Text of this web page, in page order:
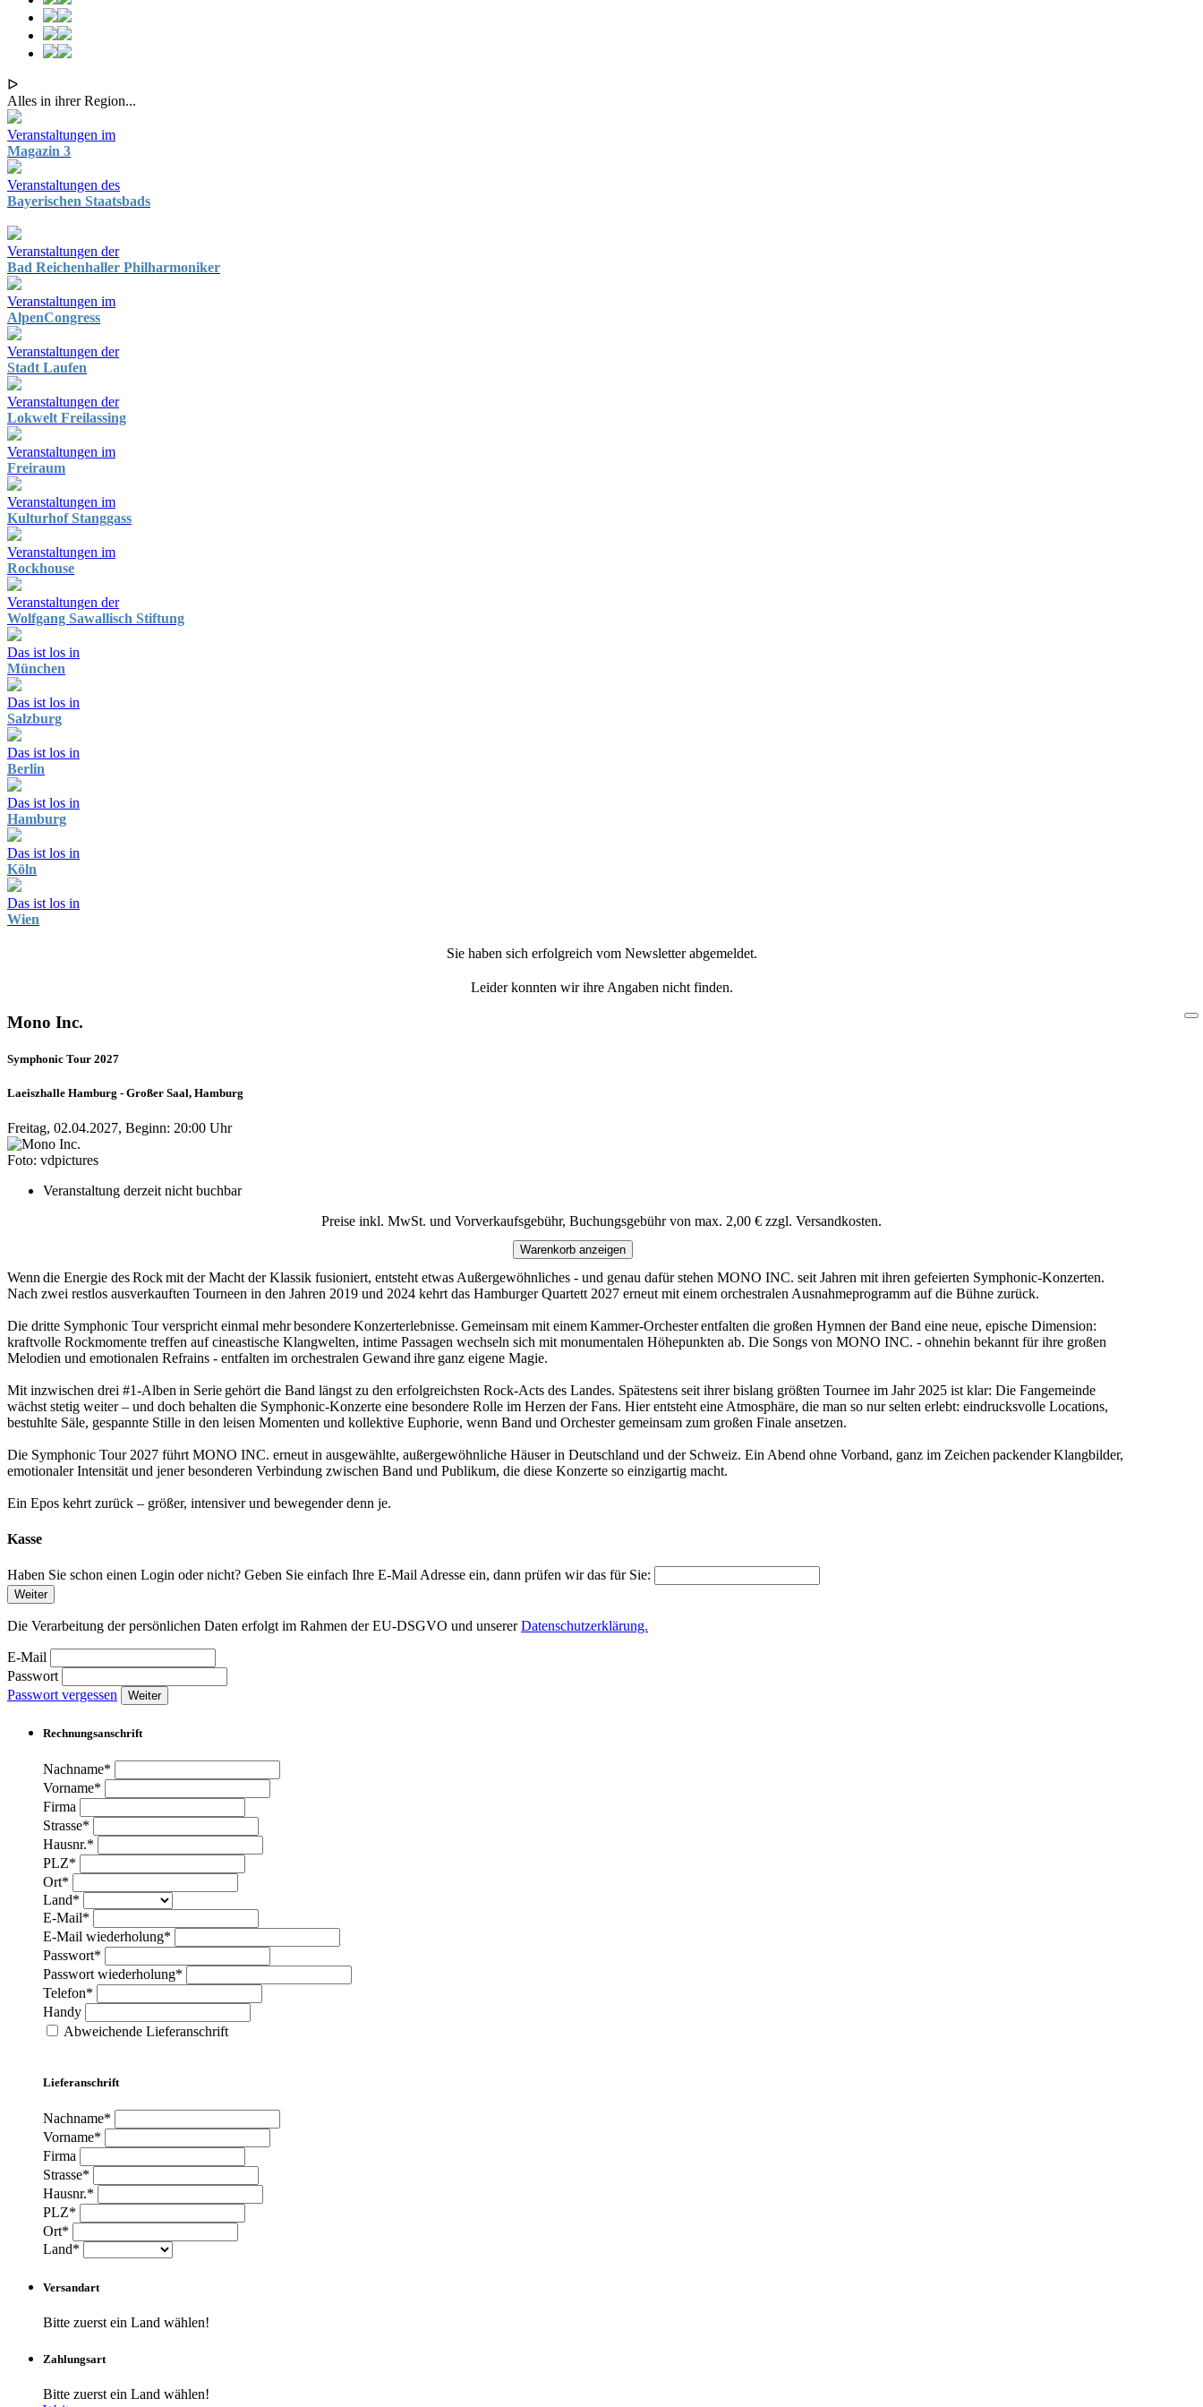
ᐅ
Alles in ihrer Region...
Veranstaltungen im
Magazin 3
Veranstaltungen des
Bayerischen Staatsbads
Veranstaltungen der
Bad Reichenhaller Philharmoniker
Veranstaltungen im
AlpenCongress
Veranstaltungen der
Stadt Laufen
Veranstaltungen der
Lokwelt Freilassing
Veranstaltungen im
Freiraum
Veranstaltungen im
Kulturhof Stanggass
Veranstaltungen im
Rockhouse
Veranstaltungen der
Wolfgang Sawallisch Stiftung
Das ist los in
München
Das ist los in
Salzburg
Das ist los in
Berlin
Das ist los in
Hamburg
Das ist los in
Köln
Das ist los in
Wien
Sie haben sich erfolgreich vom Newsletter abgemeldet.
Leider konnten wir ihre Angaben nicht finden.
Mono Inc.
Symphonic Tour 2027
Laeiszhalle Hamburg - Großer Saal, Hamburg
Freitag, 02.04.2027, Beginn: 20:00 Uhr
Foto: vdpictures
Veranstaltung derzeit nicht buchbar
Preise inkl. MwSt. und Vorverkaufsgebühr, Buchungsgebühr von max. 2,00 € zzgl. Versandkosten.
Warenkorb anzeigen
Wenn die Energie des Rock mit der Macht der Klassik fusioniert, entsteht etwas Außergewöhnliches - und genau dafür stehen MONO INC. seit Jahren mit ihren gefeierten Symphonic-Konzerten.
Nach zwei restlos ausverkauften Tourneen in den Jahren 2019 und 2024 kehrt das Hamburger Quartett 2027 erneut mit einem orchestralen Ausnahmeprogramm auf die Bühne zurück.
Die dritte Symphonic Tour verspricht einmal mehr besondere Konzerterlebnisse. Gemeinsam mit einem Kammer-Orchester entfalten die großen Hymnen der Band eine neue, epische Dimension:
kraftvolle Rockmomente treffen auf cineastische Klangwelten, intime Passagen wechseln sich mit monumentalen Höhepunkten ab. Die Songs von MONO INC. - ohnehin bekannt für ihre großen
Melodien und emotionalen Refrains - entfalten im orchestralen Gewand ihre ganz eigene Magie.
Mit inzwischen drei #1-Alben in Serie gehört die Band längst zu den erfolgreichsten Rock-Acts des Landes. Spätestens seit ihrer bislang größten Tournee im Jahr 2025 ist klar: Die Fangemeinde
wächst stetig weiter – und doch behalten die Symphonic-Konzerte eine besondere Rolle im Herzen der Fans. Hier entsteht eine Atmosphäre, die man so nur selten erlebt: eindrucksvolle Locations,
bestuhlte Säle, gespannte Stille in den leisen Momenten und kollektive Euphorie, wenn Band und Orchester gemeinsam zum großen Finale ansetzen.
Die Symphonic Tour 2027 führt MONO INC. erneut in ausgewählte, außergewöhnliche Häuser in Deutschland und der Schweiz. Ein Abend ohne Vorband, ganz im Zeichen packender Klangbilder,
emotionaler Intensität und jener besonderen Verbindung zwischen Band und Publikum, die diese Konzerte so einzigartig macht.
Ein Epos kehrt zurück – größer, intensiver und bewegender denn je.
Kasse
Haben Sie schon einen Login oder nicht? Geben Sie einfach Ihre E-Mail Adresse ein, dann prüfen wir das für Sie:
Weiter
Die Verarbeitung der persönlichen Daten erfolgt im Rahmen der EU-DSGVO und unsererDatenschutzerklärung.
E-Mail
Passwort
Passwort vergessen
Weiter
Rechnungsanschrift
Nachname*
Vorname*
Firma
Strasse*
Hausnr.*
PLZ*
Ort*
Land*
E-Mail*
E-Mail wiederholung*
Passwort*
Passwort wiederholung*
Telefon*
Handy
Abweichende Lieferanschrift
Lieferanschrift
Nachname*
Vorname*
Firma
Strasse*
Hausnr.*
PLZ*
Ort*
Land*
Versandart
Bitte zuerst ein Land wählen!
Zahlungsart
Bitte zuerst ein Land wählen!